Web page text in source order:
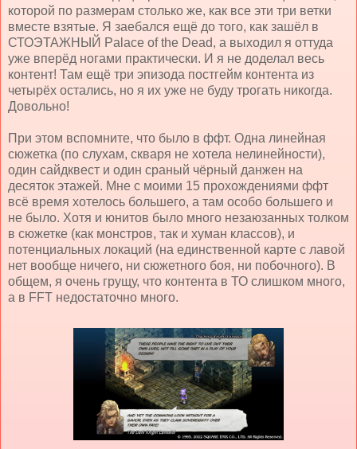
которой по размерам столько же, как все эти три ветки
вместе взятые. Я заебался ещё до того, как зашёл в
СТОЭТАЖНЫЙ Palace of the Dead, а выходил я оттуда
уже вперёд ногами практически. И я не доделал весь
контент! Там ещё три эпизода постгейм контента из
четырёх остались, но я их уже не буду трогать никогда.
Довольно!
При этом вспомните, что было в ффт. Одна линейная
сюжетка (по слухам, скваря не хотела нелинейности),
один сайдквест и один сраный чёрный данжен на
десяток этажей. Мне с моими 15 прохождениями ффт
всё время хотелось большего, а там особо большего и
не было. Хотя и юнитов было много незаюзанных толком
в сюжетке (как монстров, так и хуман классов), и
потенциальных локаций (на единственной карте с лавой
нет вообще ничего, ни сюжетного боя, ни побочного). В
общем, я очень грущу, что контента в ТО слишком много,
а в FFT недостаточно много.